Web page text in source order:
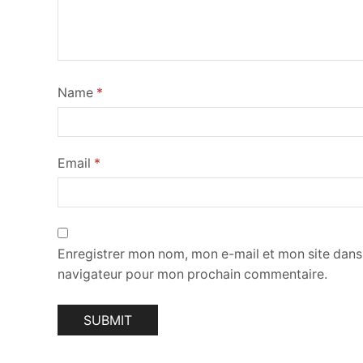
Name *
Email *
Enregistrer mon nom, mon e-mail et mon site
navigateur pour mon prochain commentaire.